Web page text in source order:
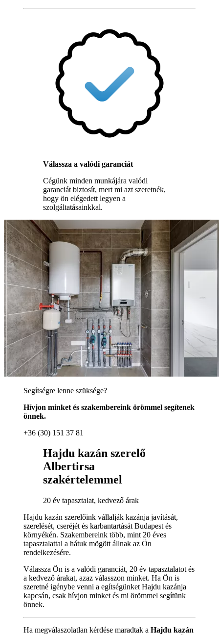
Válassza a valódi garanciát
Cégünk minden munkájára valódi
garanciát biztosít, mert mi azt szeretnék,
hogy ön elégedett legyen a
szolgáltatásainkkal.
Segítségre lenne szüksége?
Hívjon minket és szakembereink örömmel segítenek
önnek.
+36 (30) 151 37 81
Hajdu kazán szerelő
Albertirsa
szakértelemmel
20 év tapasztalat, kedvező árak
Hajdu kazán szerelőink vállalják kazánja javítását,
szerelését, cseréjét és karbantartását Budapest és
környékén. Szakembereink több, mint 20 éves
tapasztalattal a hátuk mögött állnak az Ön
rendelkezésére.
Válassza Ön is a valódi garanciát, 20 év tapasztalatot és
a kedvező árakat, azaz válasszon minket. Ha Ön is
szeretné igénybe venni a egítségünket Hajdu kazánja
kapcsán, csak hívjon minket és mi örömmel segítünk
önnek.
Ha megválaszolatlan kérdése maradtak a Hajdu kazán